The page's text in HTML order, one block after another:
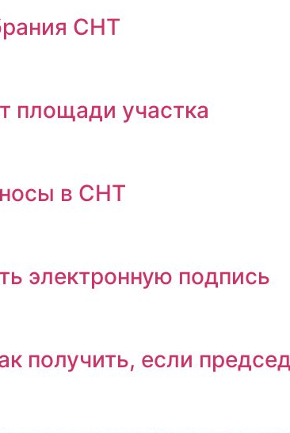
СНТ
площади участка
в СНТ
электронную подпись
получить, если